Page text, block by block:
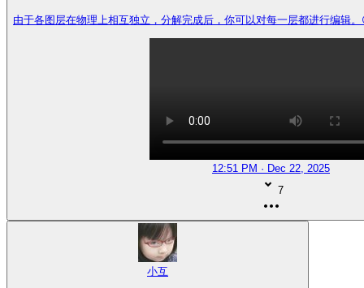
由于各图层在物理上相互独立，分解完成后，你可以对每一层都进
12:51 PM · Dec 22, 2025
7
小互